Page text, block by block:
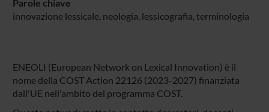
Parole chiave
innovazione lessicale, neologia, lessicografia, terminologia
ENEOLI (European Network on Lexical Innovation) è il
nome della COST Action 22126 (2023-2027) finanziata
dall'UE nell'ambito del programma COST.